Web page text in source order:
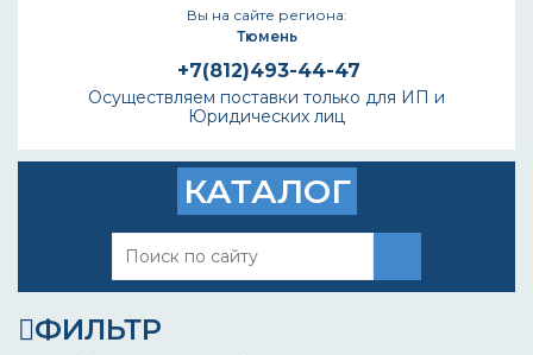
Вы на сайте региона:
Тюмень
+7(812)493-44-47
Осуществляем поставки только для ИП и
Юридических лиц
КАТАЛОГ
ФИЛЬТР